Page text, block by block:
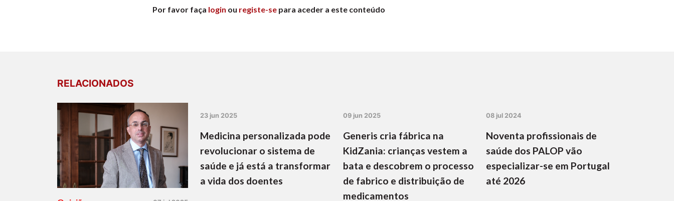
Por favor faça login ou registe-se para aceder a este conteúdo
RELACIONADOS
23 jun 2025
Medicina personalizada pode
revolucionar o sistema de
saúde e já está a transformar
a vida dos doentes
09 jun 2025
Generis cria fábrica na
KidZania: crianças vestem a
bata e descobrem o processo
de fabrico e distribuição de
medicamentos
08 jul 2024
Noventa profissionais de
saúde dos PALOP vão
especializar-se em Portugal
até 2026